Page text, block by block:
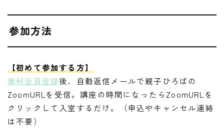
参加方法
【初めて参加する方】
無料会員登録後、自動返信メールで親子ひろばの
ZoomURLを受信。講座の時間になったらZoomURLを
クリックして入室するだけ。（申込やキャンセル連絡
は不要）